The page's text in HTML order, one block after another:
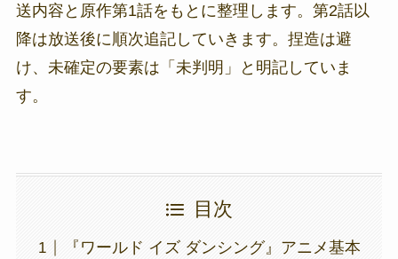
送内容と原作第1話をもとに整理します。第2話以
降は放送後に順次追記していきます。捏造は避
け、未確定の要素は「未判明」と明記していま
す。
目次
『ワールド イズ ダンシング』アニメ基本